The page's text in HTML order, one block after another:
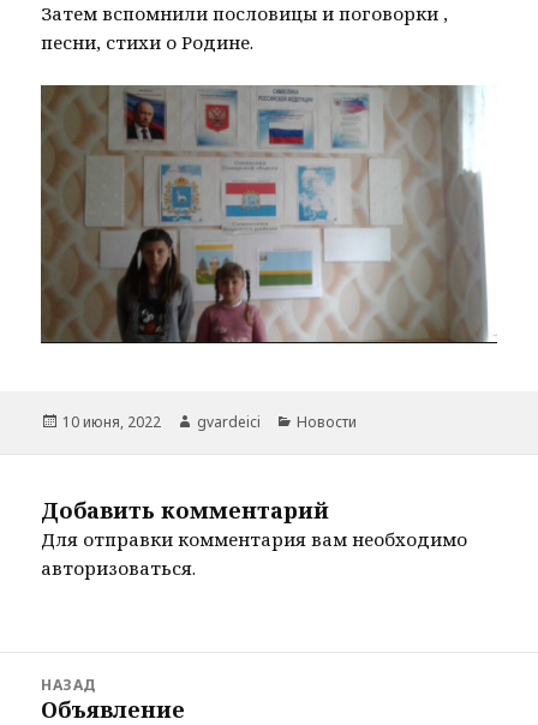
Затем вспомнили пословицы и поговорки ,​
песни, стихи о Родине.
Опубликовано
10 июня, 2022 Автор
gvardeici Рубрики
Новости
Добавить комментарий
Для отправки комментария вам необходимо
авторизоваться.
НАЗАД
Предыдущая
Объявление